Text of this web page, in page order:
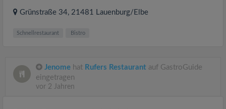
Grünstraße 34, 21481 Lauenburg/Elbe
Schnellrestaurant Bistro
Jenome hat Rufers Restaurant auf GastroGuide
eingetragen
vor 2 Jahren